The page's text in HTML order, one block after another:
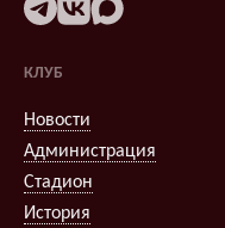
КЛУБ
Новости
Администрация
Стадион
История